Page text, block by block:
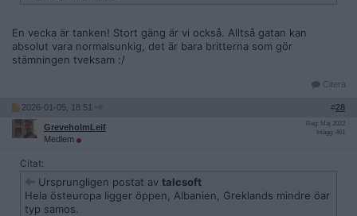
En vecka är tanken! Stort gäng är vi också. Alltså gatan kan
absolut vara normalsunkig, det är bara britterna som gör
stämningen tveksam :/
Citera
2026-01-05, 18:51 #28
GreveholmLeif
Medlem
Reg: Maj 2022
Inlägg: 461
Citat:
Ursprungligen postat av talcsoft
Hela östeuropa ligger öppen, Albanien, Greklands mindre öar
typ samos.